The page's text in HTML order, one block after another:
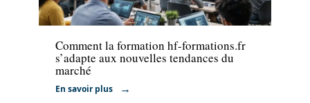
Actu
Comment la formation hf-formations.fr
s’adapte aux nouvelles tendances du
marché
En savoir plus